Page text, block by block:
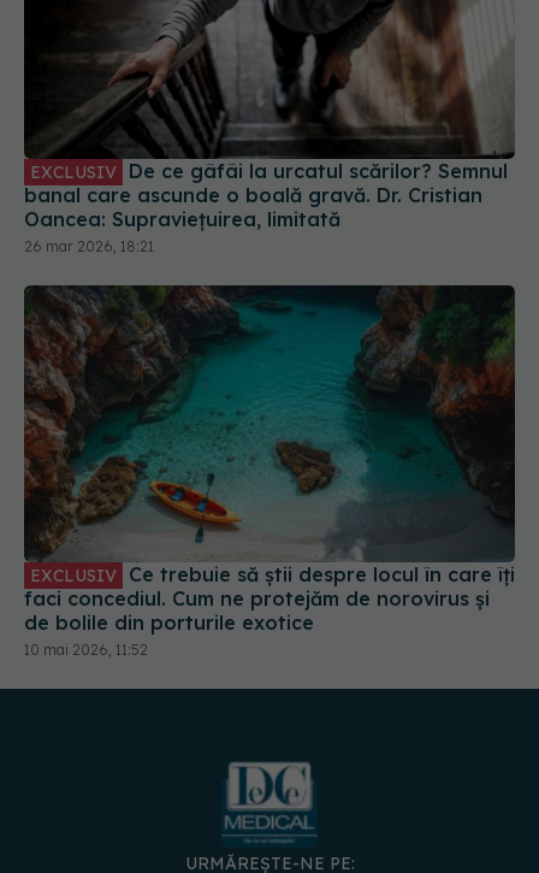
EXCLUSIV
banal care ascunde o boală gravă. Dr. Cristian
Oancea: Supraviețuirea, limitată
26 mar 2026, 18:21
EXCLUSIV
faci concediul. Cum ne protejăm de norovirus și
de bolile din porturile exotice
10 mai 2026, 11:52
URMĂREȘTE-NE PE: